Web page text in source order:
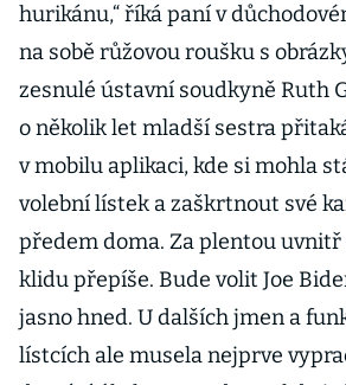
hurikánu,“ říká paní v
na sobě růžovou roušku s
zesnulé ústavní soudkyně Ruth
o několik let mladší sestra
v mobilu aplikaci, kde si mohla
volební lístek a zaškrtnout své
předem doma. Za plentou uvnitř
klidu přepíše. Bude volit Joe
jasno hned. U dalších jmen a
lístcích ale musela nejprve